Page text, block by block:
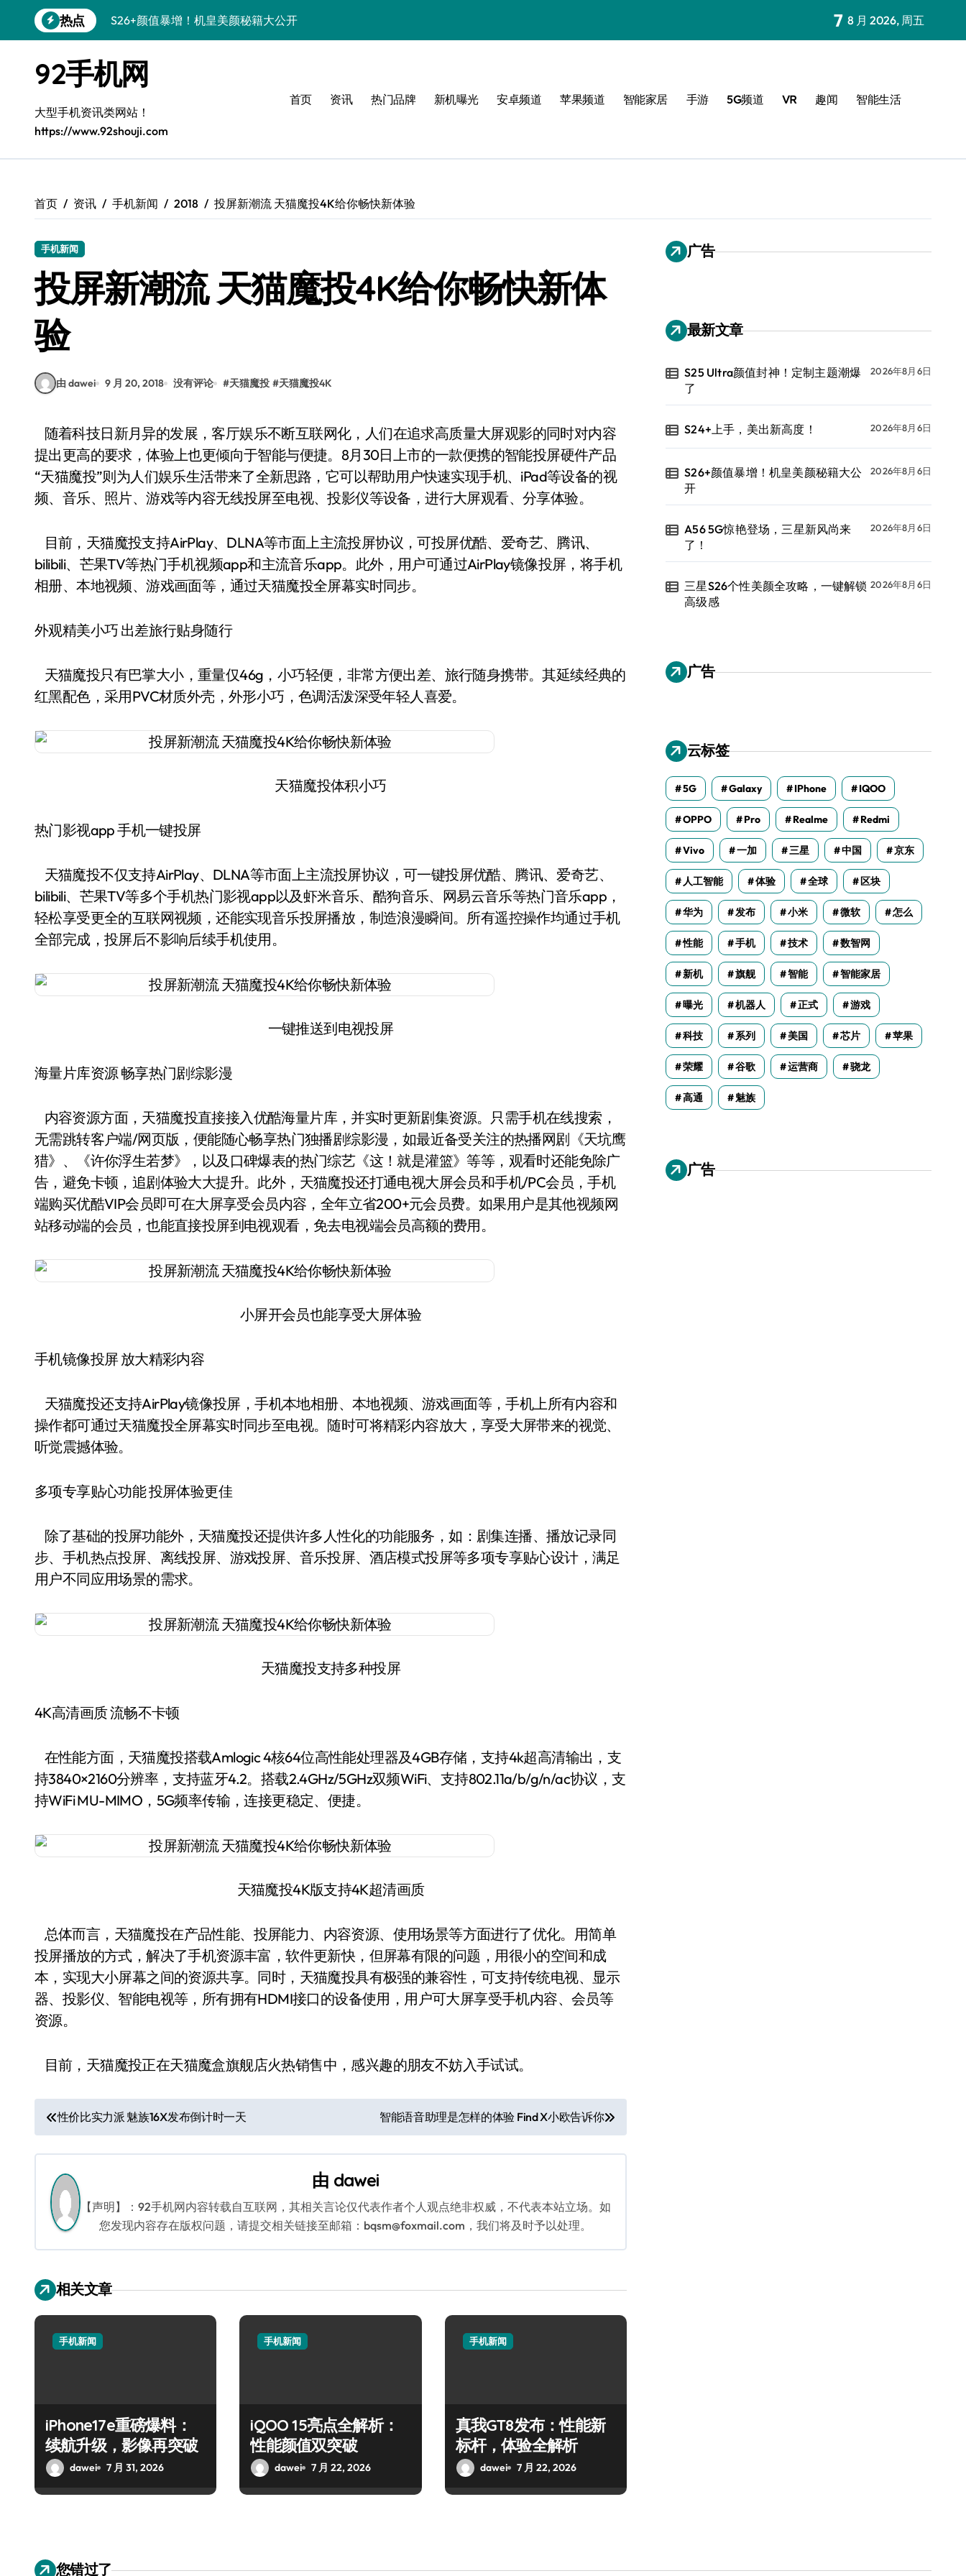
到
热点
S26+颜值暴增！机皇美颜秘籍大公开
三星S26个性美颜全攻略，一键解锁高级感
S25美化秘籍：个性潮玩，点亮三星新视界
C55 5G焕新秘籍：定制潮流无限可能
Galaxy C55 5G登场，美学新标杆！
S25+闪亮登场，3招搞定绝美光影效果
7 8 月 2026, 周五
92手机网
大型手机资讯类网站！
https://www.92shouji.com
首页 资讯 热门品牌 新机曝光 安卓频道 苹果频道 智能家居 手游 5G频道 VR 趣闻 智能生活
首页 资讯 手机新闻 2018 投屏新潮流 天猫魔投4K给你畅快新体验
手机新闻
投屏新潮流 天猫魔投4K给你畅快新体
验
由 dawei 9 月 20, 2018 没有评论 #天猫魔投 #天猫魔投4K
随着科技日新月异的发展，客厅娱乐不断互联网化，人们在追求高质量大屏观影的同时对内容
提出更高的要求，体验上也更倾向于智能与便捷。8月30日上市的一款便携的智能投屏硬件产品
“天猫魔投”则为人们娱乐生活带来了全新思路，它可以帮助用户快速实现手机、iPad等设备的视
频、音乐、照片、游戏等内容无线投屏至电视、投影仪等设备，进行大屏观看、分享体验。
目前，天猫魔投支持AirPlay、DLNA等市面上主流投屏协议，可投屏优酷、爱奇艺、腾讯、
bilibili、芒果TV等热门手机视频app和主流音乐app。此外，用户可通过AirPlay镜像投屏，将手机
相册、本地视频、游戏画面等，通过天猫魔投全屏幕实时同步。
外观精美小巧 出差旅行贴身随行
天猫魔投只有巴掌大小，重量仅46g，小巧轻便，非常方便出差、旅行随身携带。其延续经典的
红黑配色，采用PVC材质外壳，外形小巧，色调活泼深受年轻人喜爱。
天猫魔投体积小巧
热门影视app 手机一键投屏
天猫魔投不仅支持AirPlay、DLNA等市面上主流投屏协议，可一键投屏优酷、腾讯、爱奇艺、
bilibili、芒果TV等多个手机热门影视app以及虾米音乐、酷狗音乐、网易云音乐等热门音乐app，
轻松享受更全的互联网视频，还能实现音乐投屏播放，制造浪漫瞬间。所有遥控操作均通过手机
全部完成，投屏后不影响后续手机使用。
一键推送到电视投屏
海量片库资源 畅享热门剧综影漫
内容资源方面，天猫魔投直接接入优酷海量片库，并实时更新剧集资源。只需手机在线搜索，
无需跳转客户端/网页版，便能随心畅享热门独播剧综影漫，如最近备受关注的热播网剧《天坑鹰
猎》、《许你浮生若梦》，以及口碑爆表的热门综艺《这！就是灌篮》等等，观看时还能免除广
告，避免卡顿，追剧体验大大提升。此外，天猫魔投还打通电视大屏会员和手机/PC会员，手机
端购买优酷VIP会员即可在大屏享受会员内容，全年立省200+元会员费。如果用户是其他视频网
站移动端的会员，也能直接投屏到电视观看，免去电视端会员高额的费用。
小屏开会员也能享受大屏体验
手机镜像投屏 放大精彩内容
天猫魔投还支持AirPlay镜像投屏，手机本地相册、本地视频、游戏画面等，手机上所有内容和
操作都可通过天猫魔投全屏幕实时同步至电视。随时可将精彩内容放大，享受大屏带来的视觉、
听觉震撼体验。
多项专享贴心功能 投屏体验更佳
除了基础的投屏功能外，天猫魔投还提供许多人性化的功能服务，如：剧集连播、播放记录同
步、手机热点投屏、离线投屏、游戏投屏、音乐投屏、酒店模式投屏等多项专享贴心设计，满足
用户不同应用场景的需求。
天猫魔投支持多种投屏
4K高清画质 流畅不卡顿
在性能方面，天猫魔投搭载Amlogic 4核64位高性能处理器及4GB存储，支持4k超高清输出，支
持3840×2160分辨率，支持蓝牙4.2。搭载2.4GHz/5GHz双频WiFi、支持802.11a/b/g/n/ac协议，支
持WiFi MU-MIMO，5G频率传输，连接更稳定、便捷。
天猫魔投4K版支持4K超清画质
总体而言，天猫魔投在产品性能、投屏能力、内容资源、使用场景等方面进行了优化。用简单
投屏播放的方式，解决了手机资源丰富，软件更新快，但屏幕有限的问题，用很小的空间和成
本，实现大小屏幕之间的资源共享。同时，天猫魔投具有极强的兼容性，可支持传统电视、显示
器、投影仪、智能电视等，所有拥有HDMI接口的设备使用，用户可大屏享受手机内容、会员等
资源。
目前，天猫魔投正在天猫魔盒旗舰店火热销售中，感兴趣的朋友不妨入手试试。
文
章
导
航
性价比实力派 魅族16X发布倒计时一天 智能语音助理是怎样的体验 Find X小欧告诉你
由 dawei
【声明】：92手机网内容转载自互联网，其相关言论仅代表作者个人观点绝非权威，不代表本站立场。如
您发现内容存在版权问题，请提交相关链接至邮箱：bqsm@foxmail.com，我们将及时予以处理。
相关文章
手机新闻
iPhone17e重磅爆料：
续航升级，影像再突破
dawei 7 月 31, 2026
手机新闻
iQOO 15亮点全解析：
性能颜值双突破
dawei 7 月 22, 2026
手机新闻
真我GT8发布：性能新
标杆，体验全解析
dawei 7 月 22, 2026
广告
最新文章
S25 Ultra颜值封神！定制主题潮爆
了
2026年8月6日
S24+上手，美出新高度！ 2026年8月6日
S26+颜值暴增！机皇美颜秘籍大公
开
2026年8月6日
A56 5G惊艳登场，三星新风尚来
了！
2026年8月6日
三星S26个性美颜全攻略，一键解锁
高级感
2026年8月6日
广告
云标签
5G Galaxy IPhone IQOO
OPPO Pro Realme Redmi
Vivo 一加 三星 中国 京东
人工智能 体验 全球 区块
华为 发布 小米 微软 怎么
性能 手机 技术 数智网
新机 旗舰 智能 智能家居
曝光 机器人 正式 游戏
科技 系列 美国 芯片 苹果
荣耀 谷歌 运营商 骁龙
高通 魅族
广告
您错过了